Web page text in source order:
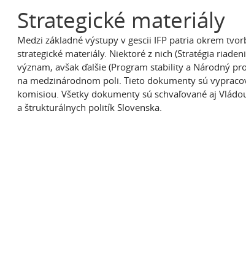
Strategické materiály
Medzi základné výstupy v gescii IFP patria okrem
strategické materiály. Niektoré z nich (Stratégia
význam, avšak ďalšie (Program stability a Národný
na medzinárodnom poli. Tieto dokumenty sú
komisiou. Všetky dokumenty sú schvaľované aj
a štrukturálnych politík Slovenska.